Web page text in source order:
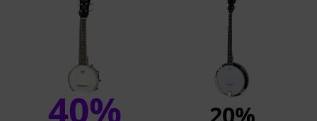
40% 20%